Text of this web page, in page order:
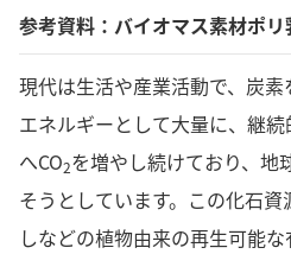
参考資料：バイオマス素材ポ
現代は生活や産業活動で、炭
エネルギーとして大量に、継
へCO2を増やし続けており、地
そうとしています。この化石
しなどの植物由来の再生可能